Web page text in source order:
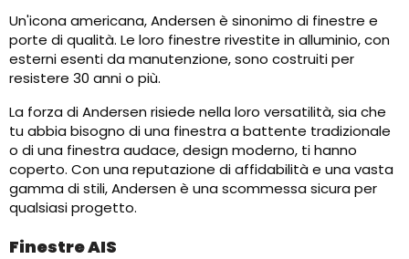
Un'icona americana, Andersen è sinonimo di finestre e
porte di qualità. Le loro finestre rivestite in alluminio, con
esterni esenti da manutenzione, sono costruiti per
resistere 30 anni o più.
La forza di Andersen risiede nella loro versatilità, sia che
tu abbia bisogno di una finestra a battente tradizionale
o di una finestra audace, design moderno, ti hanno
coperto. Con una reputazione di affidabilità e una vasta
gamma di stili, Andersen è una scommessa sicura per
qualsiasi progetto.
Finestre AIS